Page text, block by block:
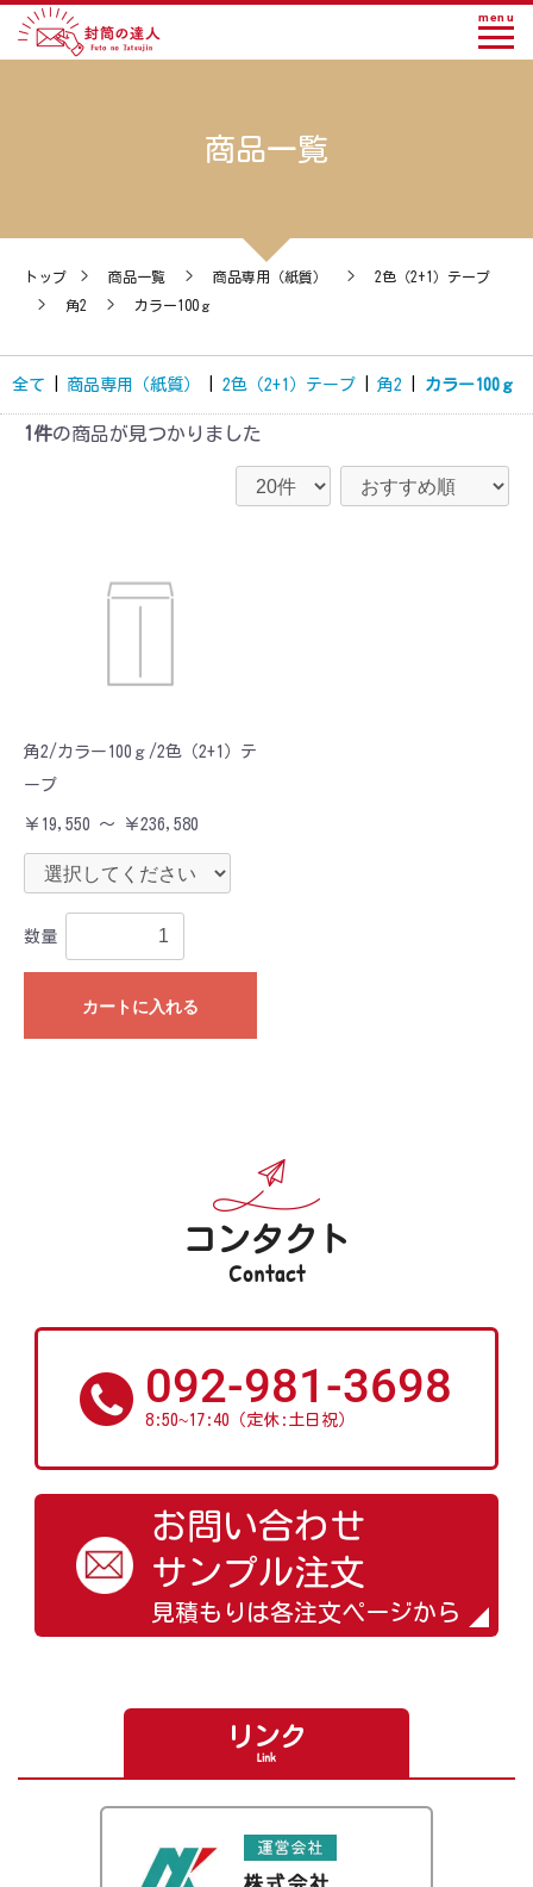
menu
商品一覧
トップ > 商品一覧 > 商品専用（紙質） >
2色（2+1）テープ
>
角2 > カラー100ｇ
全て 商品専用（紙質） 2色（2+1）テープ 角2 カラー100ｇ
1件の商品が見つかりました
角2/カラー100ｇ/2色（2+1）テ
ープ
￥19,550 ～ ￥236,580
数量
カートに入れる
コンタクト
Contact
092-981-3698
8:50~17:40（定休:土日祝）
お問い合わせ
サンプル注文
見積もりは各注文ページから
リンク
Link